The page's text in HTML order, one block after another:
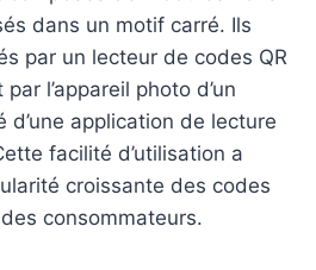
dans un motif carré. Ils
par un lecteur de codes QR
l’appareil photo d’un
d’une application de lecture
facilité d’utilisation a
croissante des codes
consommateurs.